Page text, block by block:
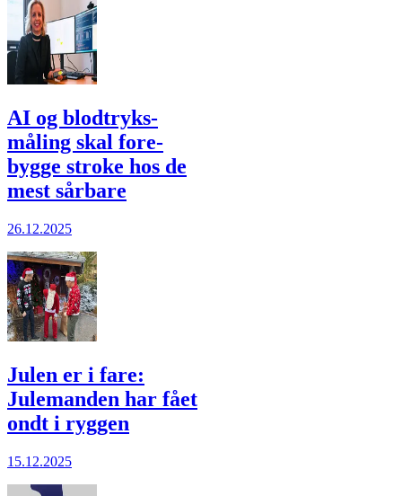
AI og blodtryks­
måling skal fore­
bygge stroke hos de
mest sårbare
26.12.2025
Julen er i fare:
Julemanden har fået
ondt i ryggen
15.12.2025